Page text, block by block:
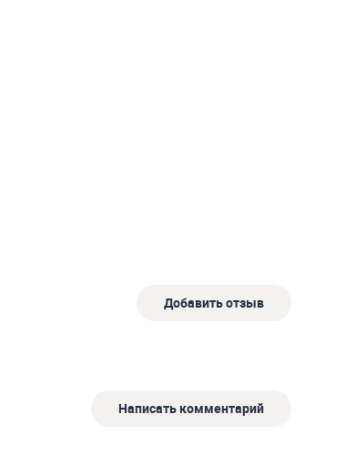
Добавить отзыв
Написать комментарий